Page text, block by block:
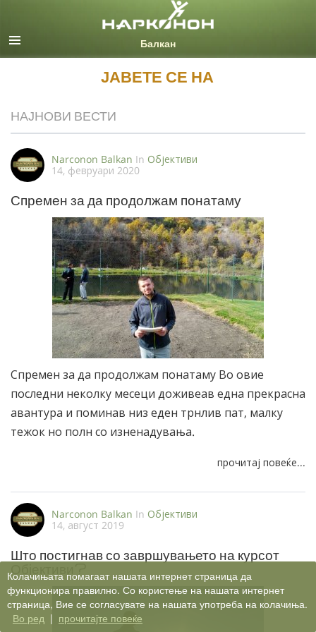
Macedonian
ЈАВЕТЕ СЕ НА
НАЈНОВИ ВЕСТИ
Narconon Balkan In Oбјективи
14, февруари 2020
Спремен за да продолжам понатаму
Спремен за да продолжам понатаму Во овие
последни неколку месеци доживеав една прекрасна
авантура и поминав низ еден трнлив пат, малку
тежок но полн со изненадувања.
прочитај повеќе...
Narconon Balkan In Oбјективи
14, август 2019
Што постигнав со завршувањето на курсот
Објективи?
Колачињата помагаат нашата интернет страница да
функционира правилно. Со користење на нашата интернет
страница, Вие се согласувате на нашата употреба на колачиња.
Во ред | прочитајте повеќе